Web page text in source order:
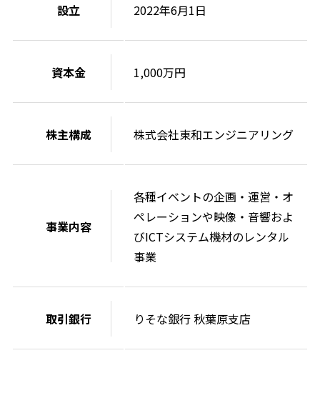
設立 2022年6月1日
資本金 1,000万円
株主構成 株式会社東和エンジニアリング
事業内容
各種イベントの企画・運営・オ
ペレーションや映像・音響およ
びICTシステム機材のレンタル
事業
取引銀行 りそな銀行 秋葉原支店